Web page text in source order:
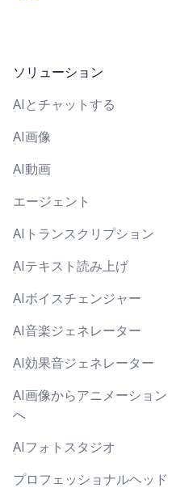
ソリューション
AIとチャットする
AI画像
AI動画
エージェント
AIトランスクリプション
AIテキスト読み上げ
AIボイスチェンジャー
AI音楽ジェネレーター
AI効果音ジェネレーター
AI画像からアニメーション
へ
AIフォトスタジオ
プロフェッショナルヘッド